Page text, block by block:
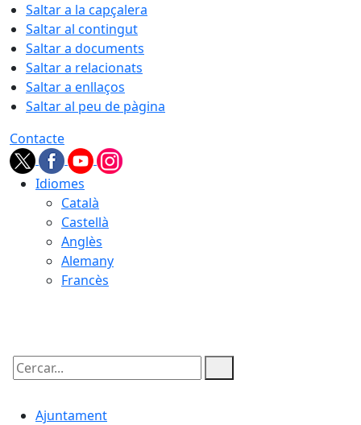
Saltar a la capçalera
Saltar al contingut
Saltar a documents
Saltar a relacionats
Saltar a enllaços
Saltar al peu de pàgina
Contacte
Idiomes
Català
Castellà
Anglès
Alemany
Francès
Cercar:
Ajuntament